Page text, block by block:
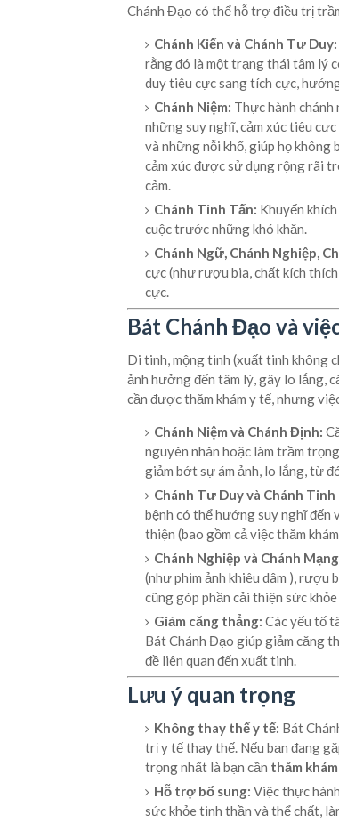
Chánh Đạo có thể hỗ trợ điều trị
Chánh Kiến và Chánh Tư Duy:
rằng đó là một trạng thái tâm lý
duy tiêu cực sang tích cực,
Chánh Niệm: Thực hành
những suy nghĩ, cảm xúc tiêu
và những nỗi khổ, giúp họ không
cảm xúc được sử dụng rộng rãi
cảm.
Chánh Tinh Tấn: Khuyến
cuộc trước những khó khăn.
Chánh Ngữ, Chánh Nghiệp,
cực (như rượu bia, chất kích
cực.
Bát Chánh Đạo và
Di tinh, mộng tinh (xuất tinh không
ảnh hưởng đến tâm lý, gây lo lắng,
cần được thăm khám y tế, nhưng
Chánh Niệm và Chánh Định:
nguyên nhân hoặc làm trầm
giảm bớt sự ám ảnh, lo lắng, từ
Chánh Tư Duy và Chánh Tinh
bệnh có thể hướng suy nghĩ đến
thiện (bao gồm cả việc thăm
Chánh Nghiệp và Chánh
(như phim ảnh khiêu dâm ), rượu
cũng góp phần cải thiện sức
Giảm căng thẳng: Các yếu tố
Bát Chánh Đạo giúp giảm căng
đề liên quan đến xuất tinh.
Lưu ý quan trọng
Không thay thế y tế: Bát
trị y tế thay thế. Nếu bạn đang
trọng nhất là bạn cần thăm
Hỗ trợ bổ sung: Việc thực
sức khỏe tinh thần và thể chất,